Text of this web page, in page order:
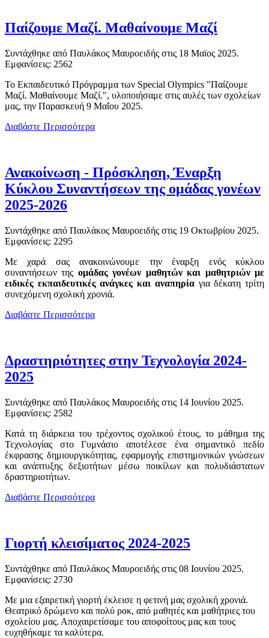
Παίζουμε Μαζί. Μαθαίνουμε Μαζί
Συντάχθηκε από Παυλάκος Μαυροειδής στις 18 Μαϊος 2025.
Εμφανίσεις: 2562
Το Εκπαιδευτικό Πρόγραμμα των Special Olympics "Παίζουμε
Μαζί. Μαθαίνουμε Μαζί.", υλοποιήσαμε στις αυλές των σχολείων
μας, την Παρασκευή 9 Μαΐου 2025.
Διαβάστε Περισσότερα
Ανακοίνωση - Πρόσκληση, Έναρξη
Κύκλου Συναντήσεων της ομάδας γονέων
2025-2026
Συντάχθηκε από Παυλάκος Μαυροειδής στις 19 Οκτωβρίου 2025.
Εμφανίσεις: 2295
Με χαρά σας ανακοινώνουμε την έναρξη ενός κύκλου
συναντήσεων της ομάδας γονέων μαθητών και μαθητριών με
ειδικές εκπαιδευτικές ανάγκες και αναπηρίαγια δέκατη τρίτη
συνεχόμενη σχολική χρονιά.
Διαβάστε Περισσότερα
Δραστηριότητες στην Τεχνολογία 2024-
2025
Συντάχθηκε από Παυλάκος Μαυροειδής στις 14 Ιουνίου 2025.
Εμφανίσεις: 2582
Κατά τη διάρκεια του τρέχοντος σχολικού έτους, το μάθημα της
Τεχνολογίας στο Γυμνάσιο αποτέλεσε ένα σημαντικό πεδίο
έκφρασης δημιουργικότητας, εφαρμογής επιστημονικών γνώσεων
και ανάπτυξης δεξιοτήτων μέσω ποικίλων και πολυδιάστατων
δραστηριοτήτων.
Διαβάστε Περισσότερα
Γιορτή κλεισίματος 2024-2025
Συντάχθηκε από Παυλάκος Μαυροειδής στις 08 Ιουνίου 2025.
Εμφανίσεις: 2730
Με μια εξαιρετική γιορτή έκλεισε η φετινή μας σχολική χρονιά.
Θεατρικό δρώμενο και πολύ ροκ, από μαθητές και μαθήτριες του
σχολείου μας. Αποχαιρετίσαμε του αποφοίτους μας και τους
ευχηθήκαμε τα καλύτερα.